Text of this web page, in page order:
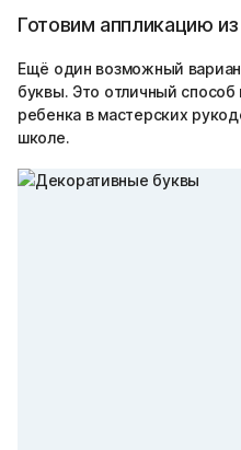
Готовим аппликацию из
Ещё один возможный
буквы. Это отличный
ребенка в мастерских
школе.